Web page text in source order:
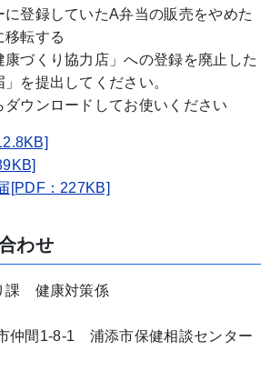
登録していたA弁当の販売をやめた
移転する
づくり協力店」への登録を廃止した
を提出してください。
ダウンロードしてお使いください
[PDF：227KB]
わせ
課 健康対策係
仲間1-8-1 浦添市保健相談センター